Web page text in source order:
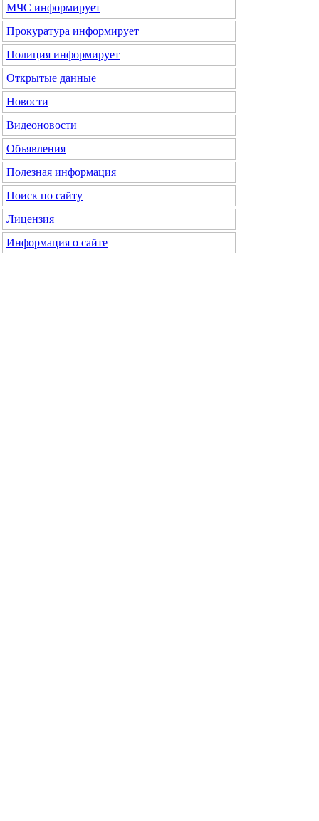
МЧС информирует
Прокуратура информирует
Полиция информирует
Открытые данные
Новости
Видеоновости
Объявления
Полезная информация
Поиск по сайту
Лицензия
Информация о сайте